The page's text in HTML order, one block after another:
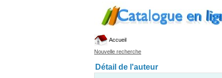
Accueil
Nouvelle recherche
Détail de l'auteur